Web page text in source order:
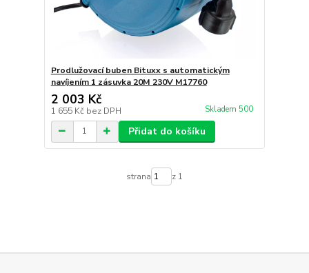
Prodlužovací buben Bituxx s automatickým
navíjením 1 zásuvka 20M 230V M17760
2 003 Kč
1 655 Kč bez DPH Skladem 500
Přidat do košíku
strana z 1